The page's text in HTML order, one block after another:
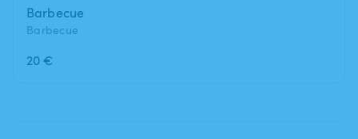
Barbecue
Barbecue
20 €